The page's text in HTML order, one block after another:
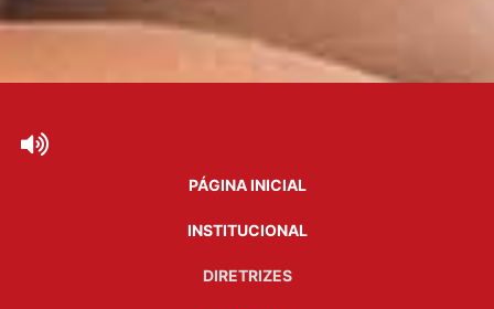
PÁGINA INICIAL
INSTITUCIONAL
DIRETRIZES